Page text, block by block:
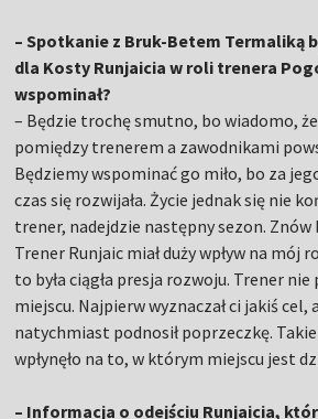
– Spotkanie z Bruk-Betem Termaliką
dla Kosty Runjaicia w roli trenera
wspominał?
– Będzie trochę smutno, bo wiadomo,
pomiędzy trenerem a zawodnikami
Będziemy wspominać go miło, bo za
czas się rozwijała. Życie jednak się nie
trener, nadejdzie następny sezon. Znów
Trener Runjaic miał duży wpływ na mój
to była ciągła presja rozwoju. Trener nie
miejscu. Najpierw wyznaczał ci jakiś cel,
natychmiast podnosił poprzeczkę.
wpłynęło na to, w którym miejscu jest
– Informacja o odejściu Runjaicia,